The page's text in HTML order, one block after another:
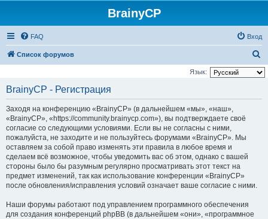
BrainyCP
FAQ Вход
Список форумов
о
Язык:
BrainyCP - Регистрация
Заходя на конференцию «BrainyCP» (в дальнейшем «мы», «наш»,
«BrainyCP», «https://community.brainycp.com»), вы подтверждаете своё
согласие со следующими условиями. Если вы не согласны с ними,
пожалуйста, не заходите и не пользуйтесь форумами «BrainyCP». Мы
оставляем за собой право изменять эти правила в любое время и
сделаем всё возможное, чтобы уведомить вас об этом, однако с вашей
стороны было бы разумным регулярно просматривать этот текст на
предмет изменений, так как использование конференции «BrainyCP»
после обновления/исправления условий означает ваше согласие с ними.
Наши форумы работают под управлением программного обеспечения
для создания конференций phpBB (в дальнейшем «они», «программное